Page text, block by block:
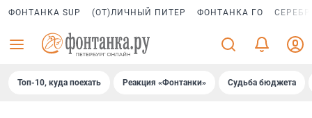
ФОНТАНКА SUP (ОТ)ЛИЧНЫЙ ПИТЕР ФОНТАНКА ГО
Топ-10, куда поехать Реакция «Фонтанки» Судьба бюджета